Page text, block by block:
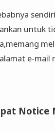
untuk
e-mail
Notice